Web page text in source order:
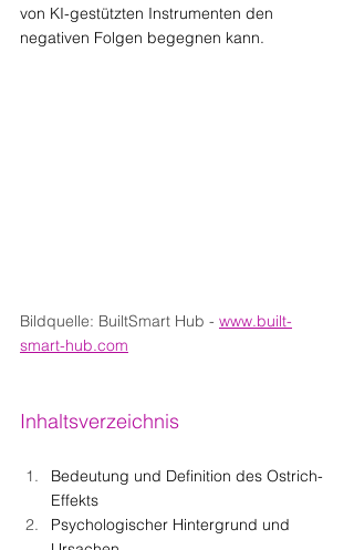
von KI-gestützten Instrumenten den
negativen Folgen begegnen kann.
Bildquelle: BuiltSmart Hub - www.built-
smart-hub.com
Inhaltsverzeichnis
Bedeutung und Definition des Ostrich-
Effekts
Psychologischer Hintergrund und